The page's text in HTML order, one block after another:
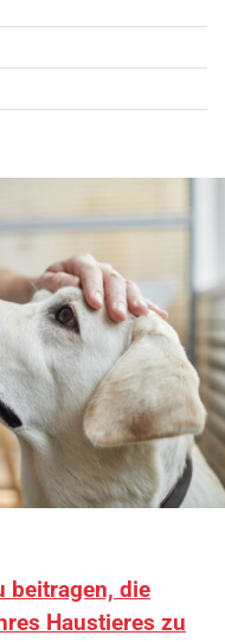
beitragen, die
Haustieres zu